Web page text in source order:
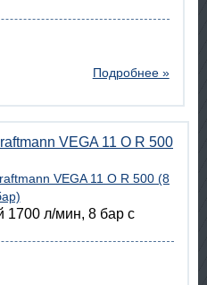
Подробнее »
VEGA 11 O R 500